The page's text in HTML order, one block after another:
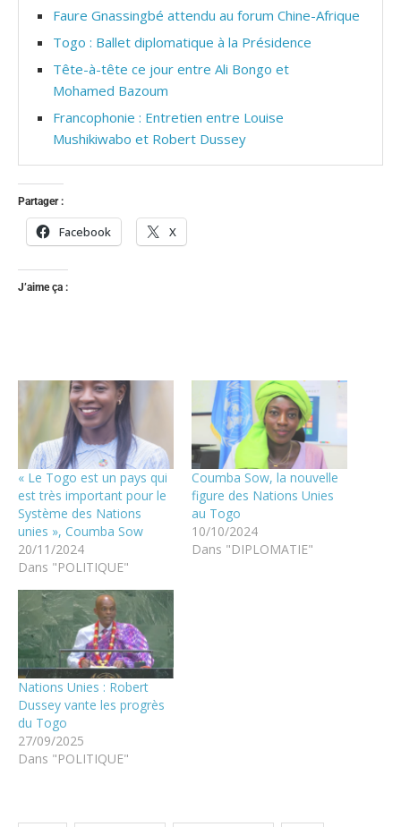
Faure Gnassingbé attendu au forum Chine-Afrique
Togo : Ballet diplomatique à la Présidence
Tête-à-tête ce jour entre Ali Bongo et
Mohamed Bazoum
Francophonie : Entretien entre Louise
Mushikiwabo et Robert Dussey
Partager :
Facebook X
J’aime ça :
« Le Togo est un pays qui
est très important pour le
Système des Nations
unies », Coumba Sow
20/11/2024
Dans "POLITIQUE"
Coumba Sow, la nouvelle
figure des Nations Unies
au Togo
10/10/2024
Dans "DIPLOMATIE"
Nations Unies : Robert
Dussey vante les progrès
du Togo
27/09/2025
Dans "POLITIQUE"